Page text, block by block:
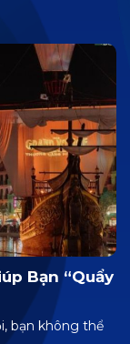
Bạn “quẩy
bạn không thể